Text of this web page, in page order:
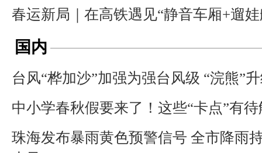
春运新局｜在高铁遇见“静音车厢+遛娃
国内
台风“桦加沙”加强为强台风级 “浣熊”
中小学春秋假要来了！这些“卡点”有
珠海发布暴雨黄色预警信号 全市降雨